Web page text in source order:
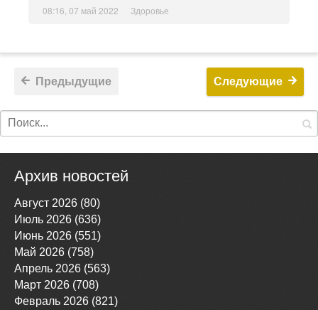
08:16, 07 май 2022 Здоровье
Предыдущие Следующие
Архив новостей
Август 2026 (80)
Июль 2026 (636)
Июнь 2026 (551)
Май 2026 (758)
Апрель 2026 (563)
Март 2026 (708)
Февраль 2026 (821)